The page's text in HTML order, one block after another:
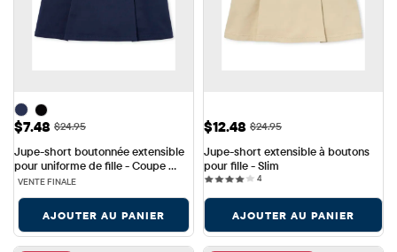
Prix ​​de vente: $7.48
$7.48 Prix ​​d'origine: $24.95
$24.95
Jupe-short boutonnée extensible
pour uniforme de fille - Coupe
ajustée
VENTE FINALE
AJOUTER AU PANIER
Prix ​​de vente: $12.48
$12.48 Prix ​​d'origine: $24.95
$24.95
Jupe-short extensible à boutons
pour fille - Slim
44 reviews
AJOUTER AU PANIER